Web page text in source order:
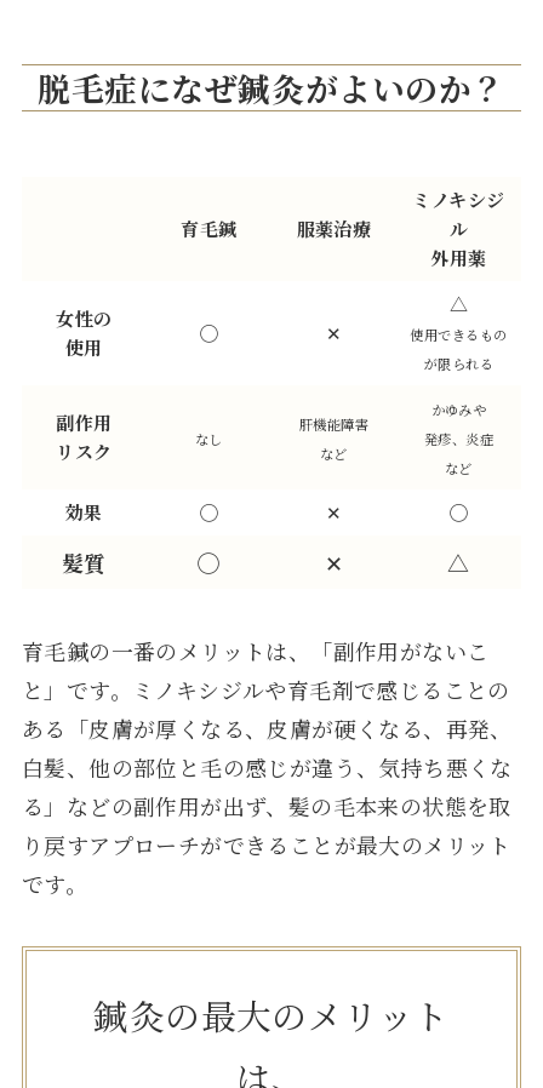
脱毛症になぜ鍼灸がよいのか？
育毛鍼 服薬治療
ミノキシジ
ル
外用薬
女性の
使用
◯ ✕
△
使用できるもの
が限られる
副作用
リスク
なし
肝機能障害
など
かゆみや
発疹、炎症
など
効果 ◯ ✕ ◯
髪質 ◯ ✕ △
育毛鍼の一番のメリットは、「副作用がないこ
と」です。ミノキシジルや育毛剤で感じることの
ある「皮膚が厚くなる、皮膚が硬くなる、再発、
白髪、他の部位と毛の感じが違う、気持ち悪くな
る」などの副作用が出ず、髪の毛本来の状態を取
り戻すアプローチができることが最大のメリット
です。
鍼灸の最大のメリット
は、